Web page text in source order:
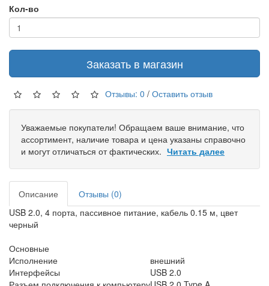
Кол-во
Заказать в магазин
Отзывы: 0 / Оставить отзыв
Уважаемые покупатели! Обращаем ваше внимание, что
ассортимент, наличие товара и цена указаны справочно
и могут отличаться от фактических. Читать далее
Описание
Отзывы (0)
USB 2.0, 4 порта, пассивное питание, кабель 0.15 м, цвет
черный
Основные
Исполнение
внешний
Интерфейсы
USB 2.0